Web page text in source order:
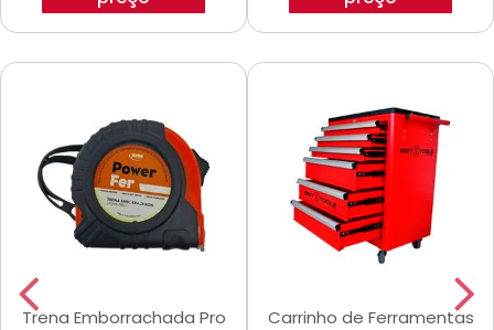
Trena Emborrachada Pro
Carrinho de Ferramentas